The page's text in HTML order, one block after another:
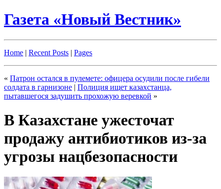
Газета «Новый Вестник»
Home | Recent Posts | Pages
« Патрон остался в пулемете: офицера осудили после гибели
солдата в гарнизоне | Полиция ищет казахстанца,
пытавшегося задушить прохожую веревкой »
В Казахстане ужесточат
продажу антибиотиков из-за
угрозы нацбезопасности